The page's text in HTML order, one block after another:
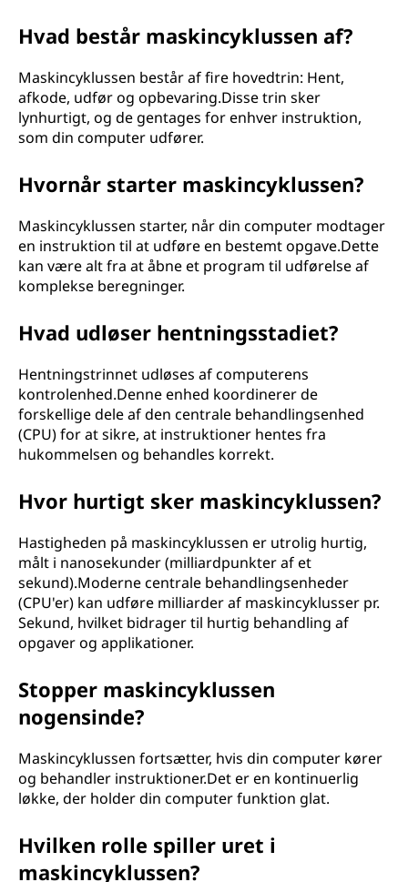
Hvad består maskincyklussen af?
Maskincyklussen består af fire hovedtrin: Hent,
afkode, udfør og opbevaring.Disse trin sker
lynhurtigt, og de gentages for enhver instruktion,
som din computer udfører.
Hvornår starter maskincyklussen?
Maskincyklussen starter, når din computer modtager
en instruktion til at udføre en bestemt opgave.Dette
kan være alt fra at åbne et program til udførelse af
komplekse beregninger.
Hvad udløser hentningsstadiet?
Hentningstrinnet udløses af computerens
kontrolenhed.Denne enhed koordinerer de
forskellige dele af den centrale behandlingsenhed
(CPU) for at sikre, at instruktioner hentes fra
hukommelsen og behandles korrekt.
Hvor hurtigt sker maskincyklussen?
Hastigheden på maskincyklussen er utrolig hurtig,
målt i nanosekunder (milliardpunkter af et
sekund).Moderne centrale behandlingsenheder
(CPU'er) kan udføre milliarder af maskincyklusser pr.
Sekund, hvilket bidrager til hurtig behandling af
opgaver og applikationer.
Stopper maskincyklussen
nogensinde?
Maskincyklussen fortsætter, hvis din computer kører
og behandler instruktioner.Det er en kontinuerlig
løkke, der holder din computer funktion glat.
Hvilken rolle spiller uret i
maskincyklussen?